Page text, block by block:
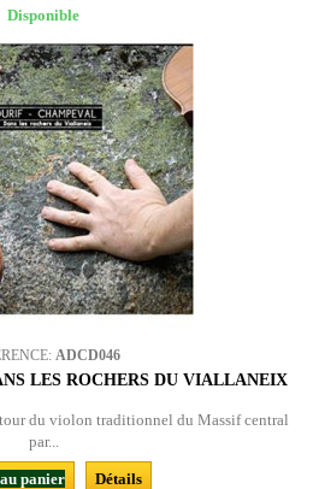
Disponible
ADCD046
LES ROCHERS DU VIALLANEIX
du violon traditionnel du Massif central
par...
panier Détails